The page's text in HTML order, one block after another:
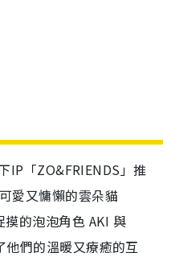
IP「ZO&FRIENDS」推
愛又慵懶的雲朵貓
摸的泡泡角色 AKI 與
們的溫暖又療癒的互